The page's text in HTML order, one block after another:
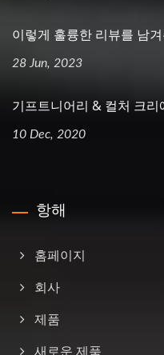
이렇게 훌륭한 리뷰를 남
28 Jun, 2023
기프트니어리 & 컬처 크리
10 Dec, 2020
항해
홈페이지
회사
제품
새로운 제품